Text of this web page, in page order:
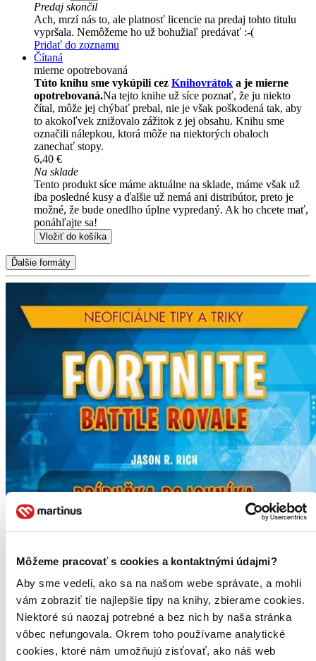
Môžeme pracovať s cookies a kontaktnými údajmi?
Aby sme vedeli, ako sa na našom webe správate, a mohli
vám zobraziť tie najlepšie tipy na knihy, zbierame cookies.
Niektoré sú naozaj potrebné a bez nich by naša stránka
vôbec nefungovala. Okrem toho používame analytické
cookies, ktoré nám umožňujú zisťovať, ako náš web
Predaj skončil
Ach, mrzí nás to, ale platnosť licencie na predaj tohto titulu
vypršala. Nemôžeme ho už bohužiaľ predávať :-(
Pridať do zoznamu
Čítaná
mierne opotrebovaná
Túto knihu sme vykúpili cez Knihovrátok a je mierne
opotrebovaná.Na tejto knihe už síce poznať, že ju niekto
čítal, môže jej chýbať prebal, nie je však poškodená tak, aby
to akokoľvek znižovalo zážitok z jej obsahu. Knihu sme
označili nálepkou, ktorá môže na niektorých obaloch
zanechať stopy.
6,40 €
Na sklade
Tento produkt síce máme aktuálne na sklade, máme však už
iba posledné kusy a ďalšie už nemá ani distribútor, preto je
možné, že bude onedlho úplne vypredaný. Ak ho chcete mať,
ponáhľajte sa!
Vložiť do košíka
Ďalšie formáty